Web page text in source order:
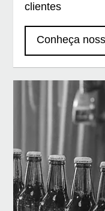
clientes
Conheça